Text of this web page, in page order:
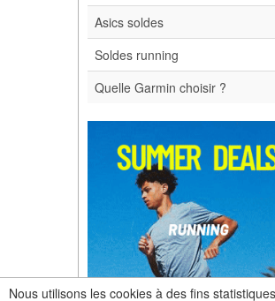
Nous utilisons les cookies à des fins
Asics soldes
Soldes running
Quelle Garmin choisir ?